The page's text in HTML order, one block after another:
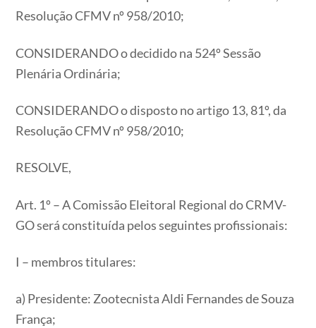
Resolução CFMV nº 958/2010;
CONSIDERANDO o decidido na 524º Sessão
Plenária Ordinária;
CONSIDERANDO o disposto no artigo 13, 81º, da
Resolução CFMV nº 958/2010;
RESOLVE,
Art. 1º – A Comissão Eleitoral Regional do CRMV-
GO será constituída pelos seguintes profissionais:
I – membros titulares:
a) Presidente: Zootecnista Aldi Fernandes de Souza
França;